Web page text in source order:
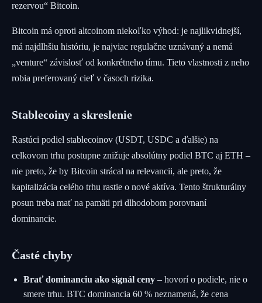
rezervou“ Bitcoin.
Bitcoin má oproti altcoinom niekoľko výhod: je najlikvidnejší,
má najdlhšiu históriu, je najviac regulačne uznávaný a nemá
„venture“ závislosť od konkrétneho tímu. Tieto vlastnosti z neho
robia preferovaný cieľ v časoch rizika.
Stablecoiny a skreslenie
Rastúci podiel stablecoinov (USDT, USDC a ďalšie) na
celkovom trhu postupne znižuje absolútny podiel BTC aj ETH –
nie preto, že by Bitcoin strácal na relevancii, ale preto, že
kapitalizácia celého trhu rastie o nové aktíva. Tento štrukturálny
posun treba mať na pamäti pri dlhodobom porovnaní
dominancie.
Časté chyby
Brať dominanciu ako signál ceny – hovorí o podiele, nie o
smere trhu. BTC dominancia 60 % neznamená, že cena